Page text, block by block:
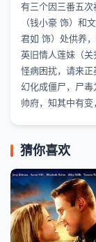
有三个因三番五
（钱小豪 饰）和
君如 饰）处供养
英旧情人莲妹（
怪病困扰，请来
幻化成僵尸，尸
帅府，知其中有
猜你喜欢